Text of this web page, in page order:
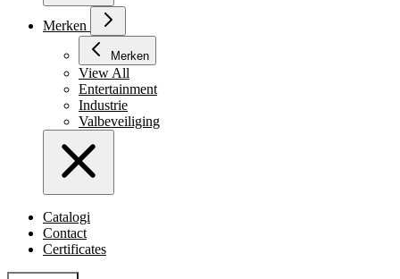
Merken
Merken
View All
Entertainment
Industrie
Valbeveiliging
Catalogi
Contact
Certificates